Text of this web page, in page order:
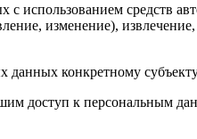
средств
изменение),
данных конкретному
доступ к персональным